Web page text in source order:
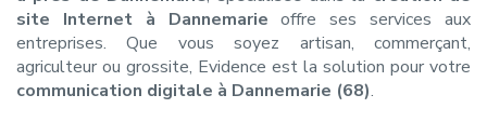
site Internet à Dannemarie offre ses services aux
entreprises. Que vous soyez artisan, commerçant,
agriculteur ou grossite, Evidence est la solution pour votre
communication digitale à Dannemarie (68).